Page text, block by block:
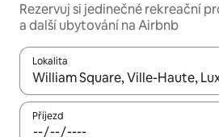
Rezervuj si jedinečné rekreační
a další ubytování na Airbnb
Lokalita
Až budou výsledky k dispozici,
Příjezd